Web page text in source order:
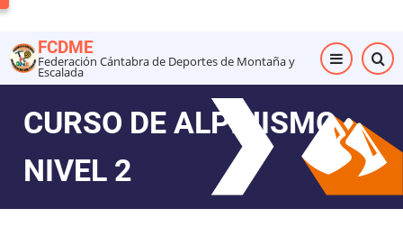
al
contenido
principal
FCDME
Federación Cántabra de Deportes de Montaña y
Escalada
CURSO DE ALPINISMO
NIVEL 2